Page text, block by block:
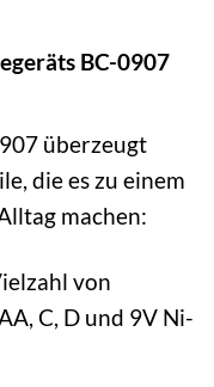
BC-0907
überzeugt
die es zu einem
machen:
von
C, D und 9V Ni-